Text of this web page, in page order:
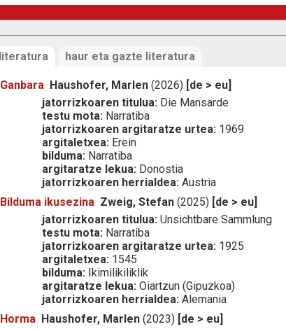
literatura haur eta gazte literatura
Ganbara Haushofer, Marlen (2026) [de > eu]
jatorrizkoaren titulua: Die Mansarde
testu mota: Narratiba
jatorrizkoaren argitaratze urtea: 1969
argitaletxea: Erein
bilduma: Narratiba
argitaratze lekua: Donostia
jatorrizkoaren herrialdea: Austria
Bilduma ikusezina Zweig, Stefan (2025) [de > eu]
jatorrizkoaren titulua: Unsichtbare Sammlung
testu mota: Narratiba
jatorrizkoaren argitaratze urtea: 1925
argitaletxea: 1545
bilduma: Ikimilikiliklik
argitaratze lekua: Oiartzun (Gipuzkoa)
jatorrizkoaren herrialdea: Alemania
Horma Haushofer, Marlen (2023) [de > eu]